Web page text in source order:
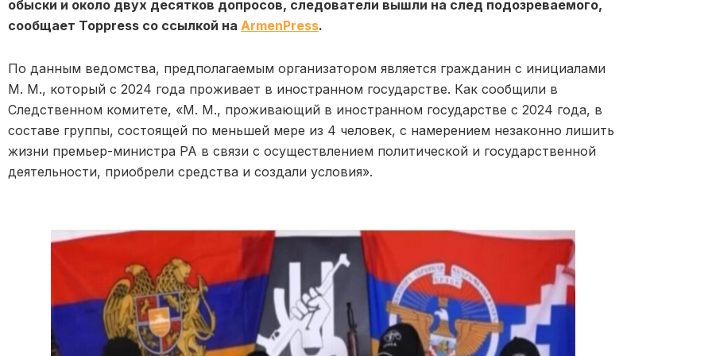
обыски и около двух десятков допросов, следователи вышли на след подозреваемого,
сообщает Toppress со ссылкой на ArmenPress.
По данным ведомства, предполагаемым организатором является гражданин с инициалами
М. М., который с 2024 года проживает в иностранном государстве. Как сообщили в
Следственном комитете, «М. М., проживающий в иностранном государстве с 2024 года, в
составе группы, состоящей по меньшей мере из 4 человек, с намерением незаконно лишить
жизни премьер-министра РА в связи с осуществлением политической и государственной
деятельности, приобрели средства и создали условия».